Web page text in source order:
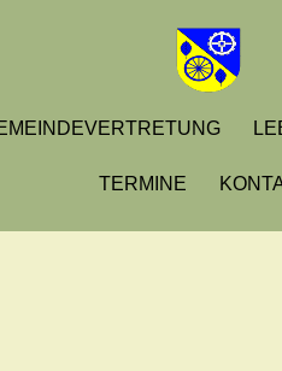
TERMINE